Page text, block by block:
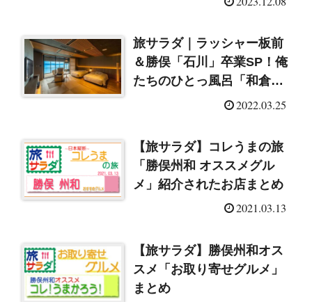
旅サラダ｜ラッシャー板前
＆勝俣「石川」卒業SP！俺
たちのひとっ風呂「和倉温
泉」（2022/3/26）2022.03.25
【旅サラダ】コレうまの旅
「勝俣州和 オススメグル
メ」紹介されたお店まとめ
2021.03.13
【旅サラダ】勝俣州和オス
スメ「お取り寄せグルメ」
まとめ